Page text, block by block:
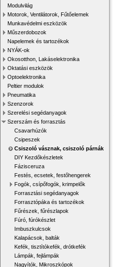
Modulvilág
Motorok, Ventilátorok, Fűtőelemek
Munkavédelmi eszközök
Műszerdobozok
Napelemek és tartozékok
NYÁK-ok
Okosotthon, Lakáselektronika
Oktatási eszközök
Optoelektronika
Peltier modulok
Pneumatika
Szenzorok
Szerelési segédanyagok
Szerszám és forrasztás
Csavarhúzók
Csipeszek
Csiszoló vásznak, csiszoló párnák
DIY Kezdőkészletek
Fázisceruza
Festés, ecsetek, festőhengerek
Fogók, csípőfogók, krimpelők
Forrasztási segédanyagok
Forrasztópáka és tartozékok
Fűrészek, fűrészlapok
Fúró, fúrókészlet
Imbuszkulcsok
Kalapácsok, balták
Kefék, tisztítókefék, drótkefék
Lámpák, fejlámpák
Nagyítók, Mikroszkópok